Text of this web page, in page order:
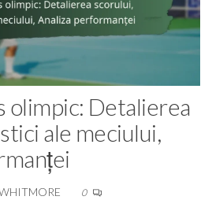
olimpic: Detalierea
ale meciului,
0